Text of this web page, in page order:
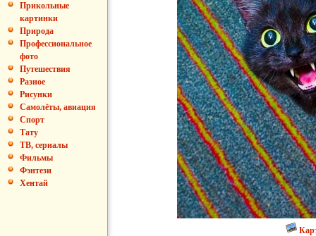
Прикольные
картинки
Природа
Профессиональное
фото
Путешествия
Разное
Рисунки
Самолёты, авиация
Спорт
Тату
ТВ, сериалы
Фильмы
Фэнтези
Хентай